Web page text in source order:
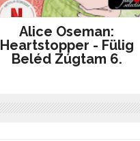
Alice Oseman:
Heartstopper - Fülig
Beléd Zúgtam 6.